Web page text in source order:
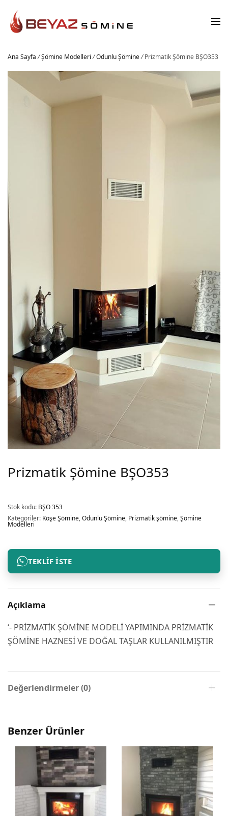
Ana Sayfa /Şömine Modelleri /Odunlu Şömine/Prizmatik Şömine BŞO353
Prizmatik Şömine BŞO353
Stok kodu: BŞO 353
Kategoriler: Köşe Şömine,Odunlu Şömine, Prizmatik şömine,Şömine
Modelleri
TEKLIF İSTE
Açıklama
‘- PRİZMATİK ŞÖMİNE MODELİ YAPIMINDA PRİZMATİK
ŞÖMİNE HAZNESİ VE DOĞAL TAŞLAR KULLANILMIŞTIR
Değerlendirmeler (0)
Benzer Ürünler